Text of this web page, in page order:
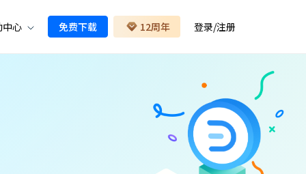
中心 免费下载 12周年 登录/注册